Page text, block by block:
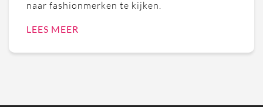
naar fashionmerken te kijken.
LEES MEER